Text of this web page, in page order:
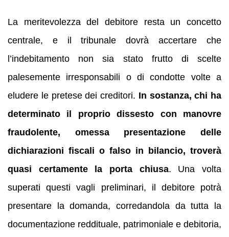
La meritevolezza del debitore resta un concetto
centrale, e il tribunale dovrà accertare che
l’indebitamento non sia stato frutto di scelte
palesemente irresponsabili o di condotte volte a
eludere le pretese dei creditori. In sostanza, chi ha
determinato il proprio dissesto con manovre
fraudolente, omessa presentazione delle
dichiarazioni fiscali o falso in bilancio, troverà
quasi certamente la porta chiusa. Una volta
superati questi vagli preliminari, il debitore potrà
presentare la domanda, corredandola da tutta la
documentazione reddituale, patrimoniale e debitoria,